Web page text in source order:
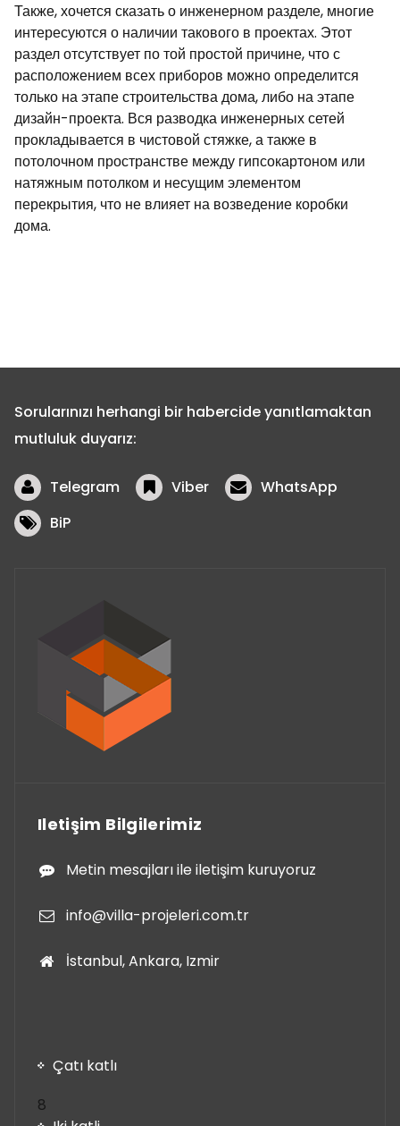
Также, хочется сказать о инженерном разделе, многие
интересуются о наличии такового в проектах. Этот
раздел отсутствует по той простой причине, что с
расположением всех приборов можно определится
только на этапе строительства дома, либо на этапе
дизайн-проекта. Вся разводка инженерных сетей
прокладывается в чистовой стяжке, а также в
потолочном пространстве между гипсокартоном или
натяжным потолком и несущим элементом
перекрытия, что не влияет на возведение коробки
дома.
Sorularınızı herhangi bir habercide yanıtlamaktan
mutluluk duyarız:
Telegram Viber
WhatsApp
BiP
Iletişim Bilgilerimiz
Metin mesajları ile iletişim kuruyoruz
info@villa-projeleri.com.tr
İstanbul, Ankara, Izmir
Çatı katlı
8